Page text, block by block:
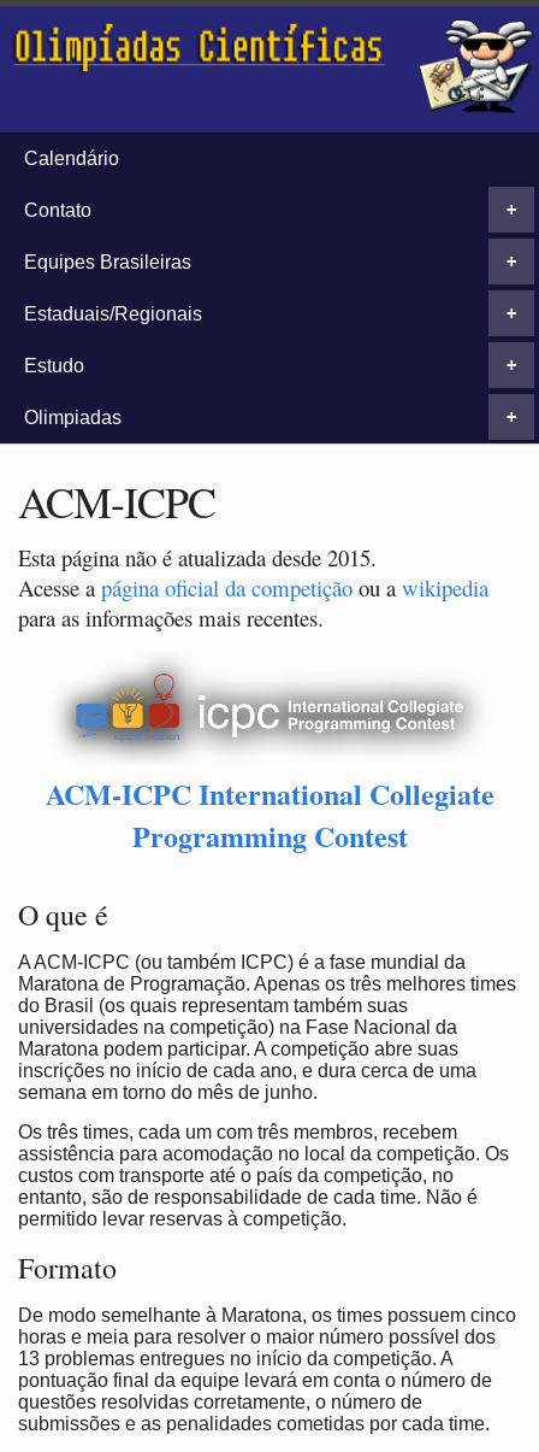
Calendário
+
Contato
+
Equipes Brasileiras
+
Estaduais/Regionais
+
Estudo
+
Olimpiadas
ACM-ICPC
Esta página não é atualizada desde 2015.
Acesse a página oficial da competição ou a wikipedia
para as informações mais recentes.
ACM-ICPC International Collegiate
Programming Contest
O que é
A ACM-ICPC (ou também ICPC) é a fase mundial da
Maratona de Programação. Apenas os três melhores times
do Brasil (os quais representam também suas
universidades na competição) na Fase Nacional da
Maratona podem participar. A competição abre suas
inscrições no início de cada ano, e dura cerca de uma
semana em torno do mês de junho.
Os três times, cada um com três membros, recebem
assistência para acomodação no local da competição. Os
custos com transporte até o país da competição, no
entanto, são de responsabilidade de cada time. Não é
permitido levar reservas à competição.
Formato
De modo semelhante à Maratona, os times possuem cinco
horas e meia para resolver o maior número possível dos
13 problemas entregues no início da competição. A
pontuação final da equipe levará em conta o número de
questões resolvidas corretamente, o número de
submissões e as penalidades cometidas por cada time.